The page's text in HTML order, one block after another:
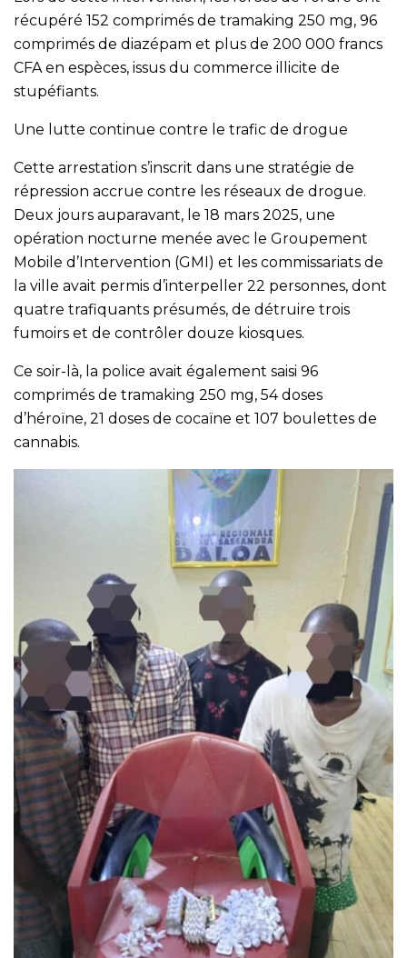
récupéré 152 comprimés de tramaking 250 mg, 96
comprimés de diazépam et plus de 200 000 francs
CFA en espèces, issus du commerce illicite de
stupéfiants.
Une lutte continue contre le trafic de drogue
Cette arrestation s’inscrit dans une stratégie de
répression accrue contre les réseaux de drogue.
Deux jours auparavant, le 18 mars 2025, une
opération nocturne menée avec le Groupement
Mobile d’Intervention (GMI) et les commissariats de
la ville avait permis d’interpeller 22 personnes, dont
quatre trafiquants présumés, de détruire trois
fumoirs et de contrôler douze kiosques.
Ce soir-là, la police avait également saisi 96
comprimés de tramaking 250 mg, 54 doses
d’héroïne, 21 doses de cocaïne et 107 boulettes de
cannabis.